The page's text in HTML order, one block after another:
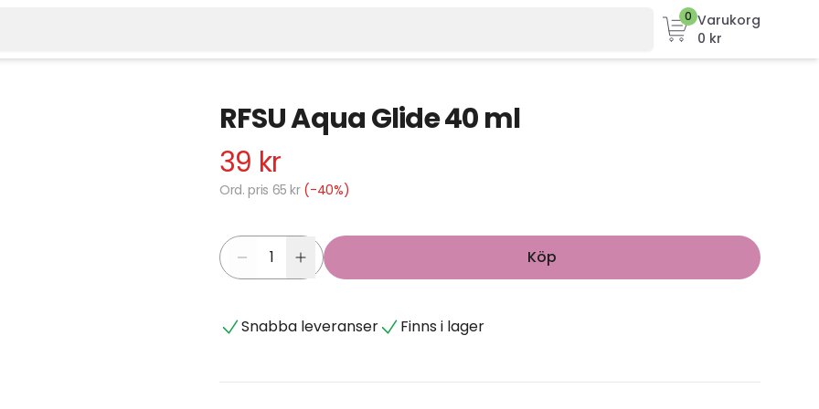
0 Varukorg
0 kr
RFSU Aqua Glide 40 ml
39 kr
Ord. pris 65 kr (-40%)
Köp
Snabba leveranser Finns i lager